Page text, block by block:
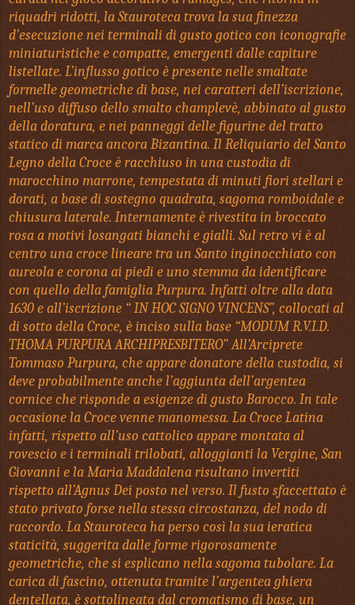
riquadri ridotti, la Stauroteca trova la sua finezza
d’esecuzione nei terminali di gusto gotico con iconografie
miniaturistiche e compatte, emergenti dalle capiture
listellate. L’influsso gotico è presente nelle smaltate
formelle geometriche di base, nei caratteri dell’iscrizione,
nell’uso diffuso dello smalto champlevè, abbinato al gusto
della doratura, e nei panneggi delle figurine del tratto
statico di marca ancora Bizantina. Il Reliquiario del Santo
Legno della Croce è racchiuso in una custodia di
marocchino marrone, tempestata di minuti fiori stellari e
dorati, a base di sostegno quadrata, sagoma romboidale e
chiusura laterale. Internamente è rivestita in broccato
rosa a motivi losangati bianchi e gialli. Sul retro vi è al
centro una croce lineare tra un Santo inginocchiato con
aureola e corona ai piedi e uno stemma da identificare
con quello della famiglia Purpura. Infatti oltre alla data
1630 e all’iscrizione “ IN HOC SIGNO VINCENS”, collocati al
di sotto della Croce, è inciso sulla base “MODUM R.V.I.D.
THOMA PURPURA ARCHIPRESBITERO” All’Arciprete
Tommaso Purpura, che appare donatore della custodia, si
deve probabilmente anche l’aggiunta dell’argentea
cornice che risponde a esigenze di gusto Barocco. In tale
occasione la Croce venne manomessa. La Croce Latina
infatti, rispetto all’uso cattolico appare montata al
rovescio e i terminali trilobati, alloggianti la Vergine, San
Giovanni e la Maria Maddalena risultano invertiti
rispetto all’Agnus Dei posto nel verso. Il fusto sfaccettato è
stato privato forse nella stessa circostanza, del nodo di
raccordo. La Stauroteca ha perso così la sua ieratica
staticità, suggerita dalle forme rigorosamente
geometriche, che si esplicano nella sagoma tubolare. La
carica di fascino, ottenuta tramite l’argentea ghiera
dentellata, è sottolineata dal cromatismo di base, un